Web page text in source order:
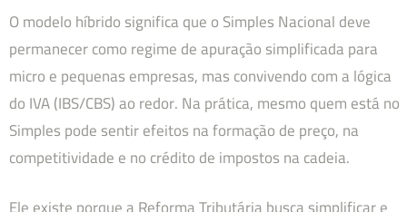
O modelo híbrido significa que o Simples Nacional deve
permanecer como regime de apuração simplificada para
micro e pequenas empresas, mas convivendo com a lógica
do IVA (IBS/CBS) ao redor. Na prática, mesmo quem está no
Simples pode sentir efeitos na formação de preço, na
competitividade e no crédito de impostos na cadeia.